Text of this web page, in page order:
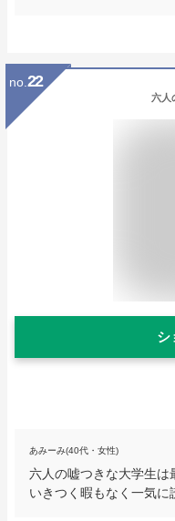
no. 22
六人
シ
あみーみ(40代・女性)
六人の嘘つきな大学生は
いきつく暇もなく一気